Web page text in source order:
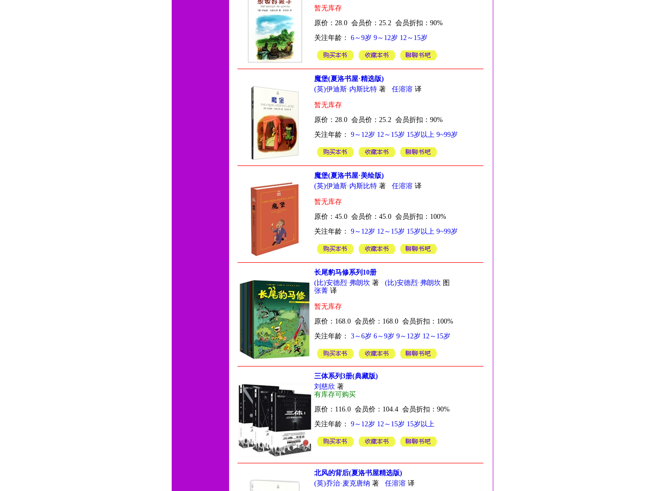
暂无库存
原价：28.0 会员价：25.2 会员折扣：90%
关注年龄： 6～9岁 9～12岁 12～15岁
魔堡(夏洛书屋·精选版)
(英)伊迪斯·内斯比特 著 任溶溶 译
暂无库存
原价：28.0 会员价：25.2 会员折扣：90%
关注年龄： 9～12岁 12～15岁 15岁以上 9~99岁
魔堡(夏洛书屋·美绘版)
(英)伊迪斯·内斯比特 著 任溶溶 译
暂无库存
原价：45.0 会员价：45.0 会员折扣：100%
关注年龄： 9～12岁 12～15岁 15岁以上 9~99岁
长尾豹马修系列10册
(比)安德烈·弗朗坎 著 (比)安德烈·弗朗坎 图
张菁 译
暂无库存
原价：168.0 会员价：168.0 会员折扣：100%
关注年龄： 3～6岁 6～9岁 9～12岁 12～15岁
三体系列3册(典藏版)
刘慈欣 著
有库存可购买
原价：116.0 会员价：104.4 会员折扣：90%
关注年龄： 9～12岁 12～15岁 15岁以上
北风的背后(夏洛书屋精选版)
(英)乔治·麦克唐纳 著 任溶溶 译